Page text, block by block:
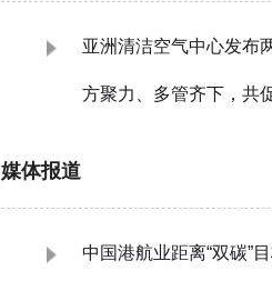
亚洲清洁空气中心发布
方聚力、多管齐下，共
媒体报道
中国港航业距离“双碳”